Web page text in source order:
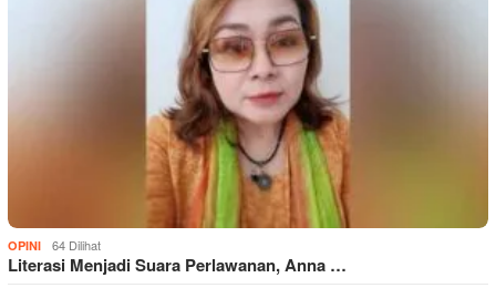
OPINI 64 Dilihat
Literasi Menjadi Suara Perlawanan, Anna …